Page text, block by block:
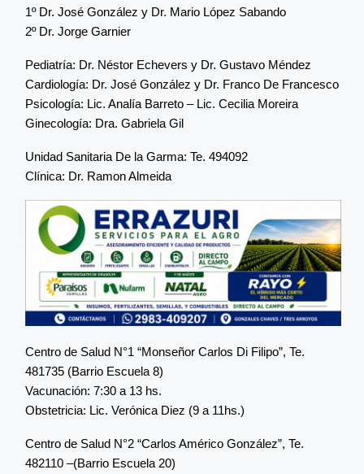
1º Dr. José González y Dr. Mario López Sabando
2º Dr. Jorge Garnier
Pediatría: Dr. Néstor Echevers y Dr. Gustavo Méndez
Cardiología: Dr. José González y Dr. Franco De Francesco
Psicología: Lic. Analía Barreto – Lic. Cecilia Moreira
Ginecología: Dra. Gabriela Gil
Unidad Sanitaria De la Garma: Te. 494092
Clínica: Dr. Ramon Almeida
Centro de Salud N°1 “Monseñor Carlos Di Filipo”, Te.
481735 (Barrio Escuela 8)
Vacunación: 7:30 a 13 hs.
Obstetricia: Lic. Verónica Diez (9 a 11hs.)
Centro de Salud N°2 “Carlos Américo González”, Te.
482110 –(Barrio Escuela 20)